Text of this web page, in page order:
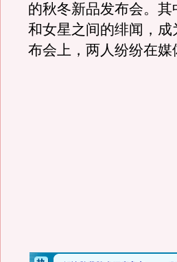
的秋冬新品发布会。
和女星之间的绯闻，
布会上，两人纷纷在